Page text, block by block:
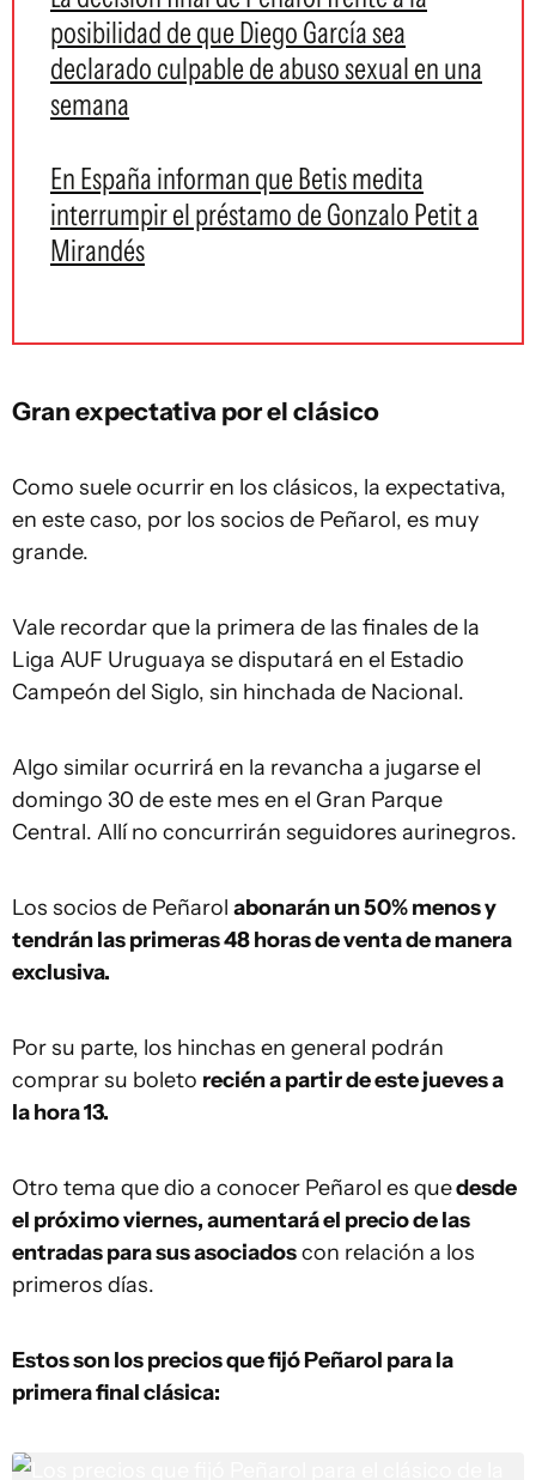
posibilidad de que Diego García sea
declarado culpable de abuso sexual en una
semana
En España informan que Betis medita
interrumpir el préstamo de Gonzalo Petit a
Mirandés
Gran expectativa por el clásico
Como suele ocurrir en los clásicos, la expectativa,
en este caso, por los socios de Peñarol, es muy
grande.
Vale recordar que la primera de las finales de la
Liga AUF Uruguaya se disputará en el Estadio
Campeón del Siglo, sin hinchada de Nacional.
Algo similar ocurrirá en la revancha a jugarse el
domingo 30 de este mes en el Gran Parque
Central. Allí no concurrirán seguidores aurinegros.
Los socios de Peñarol abonarán un 50% menos y
tendrán las primeras 48 horas de venta de manera
exclusiva.
Por su parte, los hinchas en general podrán
comprar su boleto recién a partir de este jueves a
la hora 13.
Otro tema que dio a conocer Peñarol es quedesde
el próximo viernes, aumentará el precio de las
entradas para sus asociadoscon relación a los
primeros días.
Estos son los precios que fijó Peñarol para la
primera final clásica: